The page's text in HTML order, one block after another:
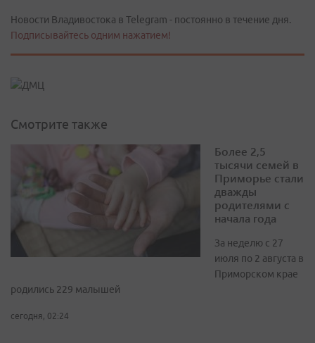
Новости Владивостока в Telegram - постоянно в течение дня.
Подписывайтесь одним нажатием!
Смотрите также
Более 2,5
тысячи семей в
Приморье стали
дважды
родителями с
начала года
За неделю с 27
июля по 2 августа в
Приморском крае
родились 229 малышей
сегодня, 02:24